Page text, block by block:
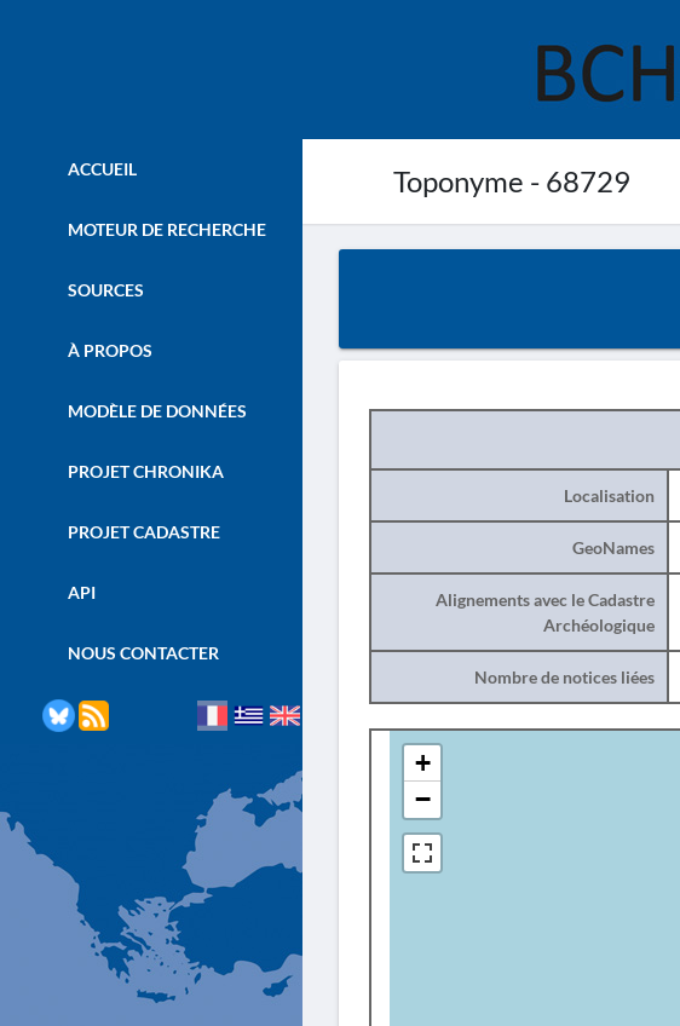
Toponyme - 68729
ACCUEIL
MOTEUR DE RECHERCHE
SOURCES
À PROPOS
MODÈLE DE DONNÉES
PROJET CHRONIKA
PROJET CADASTRE
API
NOUS CONTACTER
Localisation
GeoNames
Alignements avec le Cadastre
Archéologique
Nombre de notices liées
+
−